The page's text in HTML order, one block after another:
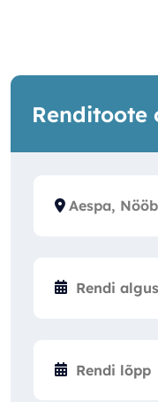
Renditoote